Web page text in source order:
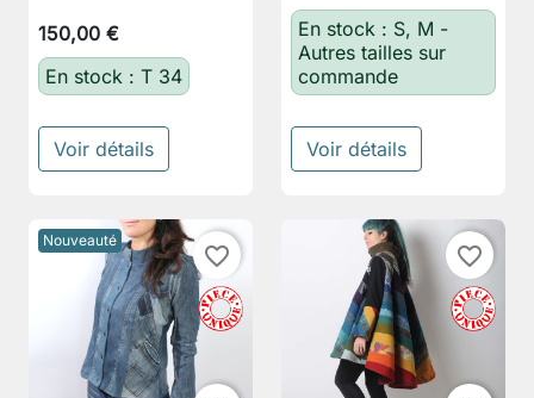
150,00 €
En stock : T 34
Voir détails
En stock : S, M -
Autres tailles sur
commande
Voir détails
Nouveauté
favorite_border favorite_border